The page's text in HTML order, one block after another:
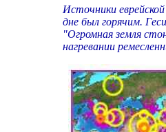
Источники
дне был горячим.
"Огромная земля
нагревании